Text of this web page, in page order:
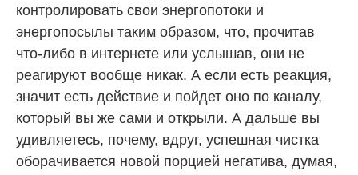
контролировать свои энергопотоки и
энергопосылы таким образом, что, прочитав
что-либо в интернете или услышав, они не
реагируют вообще никак. А если есть реакция,
значит есть действие и пойдет оно по каналу,
который вы же сами и открыли. А дальше вы
удивляетесь, почему, вдруг, успешная чистка
оборачивается новой порцией негатива, думая,